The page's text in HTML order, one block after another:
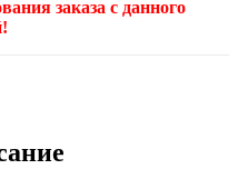
заказа с данного